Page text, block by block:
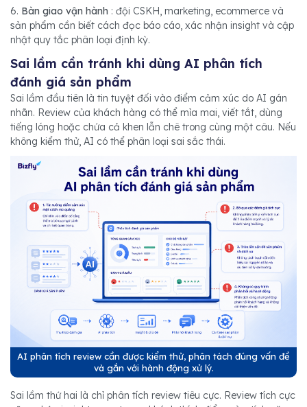
6. Bàn giao vận hành : đội CSKH, marketing, ecommerce và
sản phẩm cần biết cách đọc báo cáo, xác nhận insight và cập
nhật quy tắc phân loại định kỳ.
Sai lầm cần tránh khi dùng AI phân tích
đánh giá sản phẩm
Sai lầm đầu tiên là tin tuyệt đối vào điểm cảm xúc do AI gán
nhãn. Review của khách hàng có thể mỉa mai, viết tắt, dùng
tiếng lóng hoặc chứa cả khen lẫn chê trong cùng một câu. Nếu
không kiểm thử, AI có thể phân loại sai sắc thái.
AI phân tích review cần được kiểm thử, phân tách đúng vấn đề
và gắn với hành động xử lý.
Sai lầm thứ hai là chỉ phân tích review tiêu cực. Review tích cực